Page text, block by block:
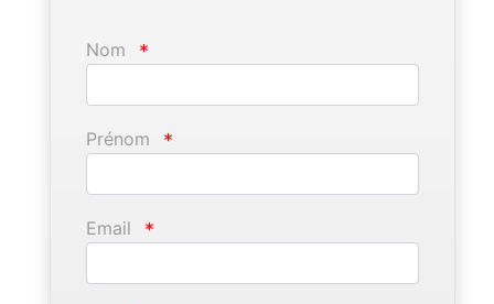
Nom *
Prénom *
Email *